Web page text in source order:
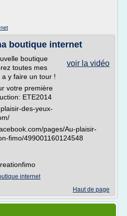
boutique internet
voir la vidéo
boutique
toutes mes
y faire un tour !
votre première
ETE2014
des-yeux-
pages/Au-plaisir-
fimo/499001160124548
internet
Haut de page